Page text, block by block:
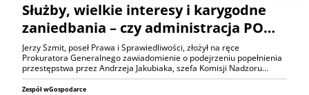
Służby, wielkie interesy i karygodne
zaniedbania – czy administracja PO…
Jerzy Szmit, poseł Prawa i Sprawiedliwości, złożył na ręce
Prokuratora Generalnego zawiadomienie o podejrzeniu popełnienia
przestępstwa przez Andrzeja Jakubiaka, szefa Komisji Nadzoru…
Zespół wGospodarce